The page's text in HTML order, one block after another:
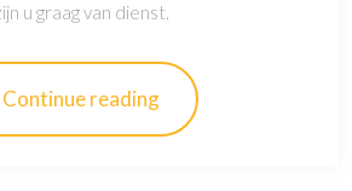
u graag van dienst.
Continue reading